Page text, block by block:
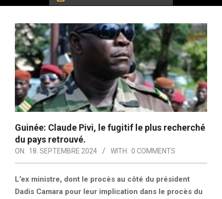
Guinée: Claude Pivi, le fugitif le plus recherché
du pays retrouvé.
ON: 18. SEPTEMBRE 2024 WITH: 0 COMMENTS
L’ex ministre, dont le procès au côté du président
Dadis Camara pour leur implication dans le procès du